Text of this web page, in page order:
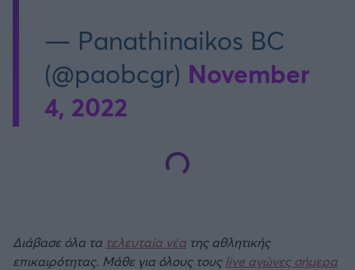
— Panathinaikos BC
(@paobcgr) November
4, 2022
Διάβασε όλα τα τελευταία νέα της αθλητικής
επικαιρότητας. Μάθε για όλους τους live αγώνες σήμερα